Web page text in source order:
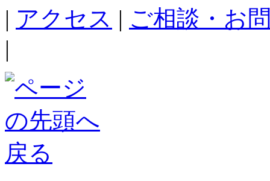
| アクセス | ご相談・お
|